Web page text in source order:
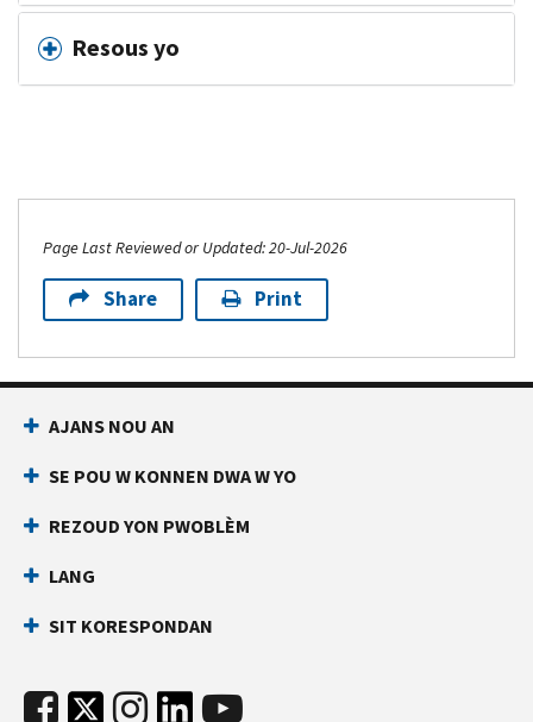
Resous yo
Page Last Reviewed or Updated: 20-Jul-2026
Share Print
AJANS NOU AN
SE POU W KONNEN DWA W YO
REZOUD YON PWOBLÈM
LANG
SIT KORESPONDAN